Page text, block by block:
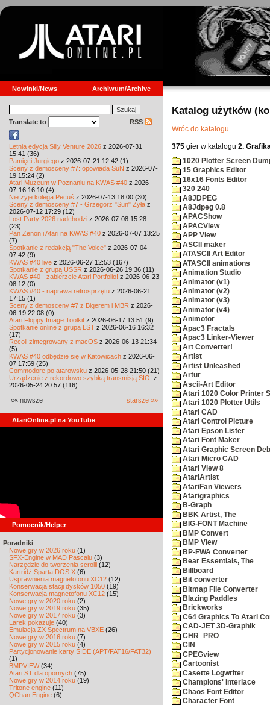
Nowinki/News Archiwum/Archive
Translate to RSS
Letnia edycja Silly Venture 2026 z 2026-07-31
15:41 (36)
Pamięci Jurgiego z 2026-07-21 12:42 (1)
Sceny z demosceny #7: opowiada SuN z 2026-07-
19 15:24 (2)
Atari Muzeum w Poznaniu na KWAS #40 z 2026-
07-16 16:10 (4)
Nie żyje kolega Pecuś z 2026-07-13 18:00 (30)
Sceny z demosceny #7 - Grzegorz "Sun" Żyła z
2026-07-12 17:29 (12)
Lost Party 2026 nadchodzi z 2026-07-08 15:28
(23)
Pan Zenon i Atari na KWAS #40 z 2026-07-07 13:25
(7)
Spotkanie z redakcją "The Voice" z 2026-07-04
07:42 (9)
KWAS #40 live z 2026-06-27 12:53 (167)
Spotkanie z grupą USSR z 2026-06-26 19:36 (11)
KWAS #40 - zabierzcie Atari Portfolio! z 2026-06-23
08:12 (0)
KWAS #40 - naprawa retrosprzętu z 2026-06-21
17:15 (1)
Sceny z demosceny #7 z Bigerem i MBR z 2026-
06-19 22:08 (0)
Atari Floppy Image Toolkit z 2026-06-17 13:51 (9)
Spotkanie online z grupą LST z 2026-06-16 16:32
(17)
Recoil zintegrowany z macOS z 2026-06-13 21:34
(5)
KWAS #40 odbędzie się w Katowicach z 2026-06-
07 17:59 (25)
Commodore po atarowsku z 2026-05-28 21:50 (21)
Urządzenie z rekordowo szybką transmisją SIO! z
2026-05-24 20:57 (116)
«« nowsze starsze »»
AtariOnline.pl na YouTube
Pomocnik/Helper
Poradniki
Nowe gry w 2026 roku (1)
SFX-Engine w MAD Pascalu (3)
Narzędzie do tworzenia scrolli (12)
Kartridż Sparta DOS X (6)
Usprawnienia magnetofonu XC12 (12)
Konserwacja stacji dysków 1050 (19)
Konserwacja magnetofonu XC12 (15)
Nowe gry w 2020 roku (2)
Nowe gry w 2019 roku (35)
Nowe gry w 2017 roku (3)
Larek pokazuje (40)
Emulacja ZX Spectrum na VBXE (26)
Nowe gry w 2016 roku (7)
Nowe gry w 2015 roku (4)
Partycjonowanie karty SIDE (APT/FAT16/FAT32)
(1)
BMPVIEW(34)
Atari ST dla opornych (75)
Nowe gry w 2014 roku (19)
Tritone engine (11)
QChan Engine (6)
Katalog użytków
Wróc do katalogu
375 gier w katalogu 2.
1020 Plotter Screen
15 Graphics Editor
16x16 Fonts Editor
320 240
A8JDPEG
A8Jdpeg 0.8
APACShow
APACView
APP View
ASCII maker
ATASCII Art Editor
ATASCII animations
Animation Studio
Animator (v1)
Animator (v2)
Animator (v3)
Animator (v4)
Animotor
Apac3 Fractals
Apac3 Linker-Viewer
Art Converter!
Artist
Artist Unleashed
Artur
Ascii-Art Editor
Atari 1020 Color Printer
Atari 1020 Plotter Utils
Atari CAD
Atari Control Picture
Atari Epson Lister
Atari Font Maker
Atari Graphic Screen
Atari Micro CAD
Atari View 8
AtariArtist
AtariFan Viewers
Atarigraphics
B-Graph
BBK Artist, The
BIG-FONT Machine
BMP Convert
BMP View
BP-FWA Converter
Bear Essentials, The
Billboard
Bit converter
Bitmap File Converter
Blazing Paddles
Brickworks
C64 Graphics To Atari
CAD-JET 3D-Graphik
CHR_PRO
CIN
CPEGview
Cartoonist
Casette Logwriter
Champions' Interlace
Chaos Font Editor
Character Font